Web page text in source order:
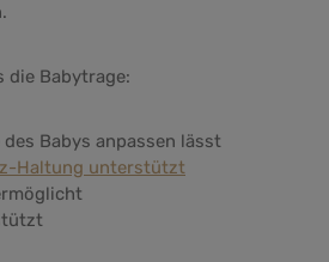
die Babytrage:
Babys anpassen lässt
Haltung unterstützt